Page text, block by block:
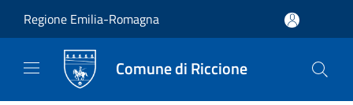
Regione Emilia-Romagna
Comune di Riccione